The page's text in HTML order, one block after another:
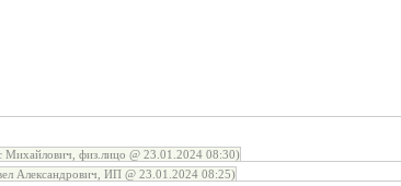
Михайлович, физ.лицо @ 23.01.2024 08:30)
Александрович, ИП @ 23.01.2024 08:25)